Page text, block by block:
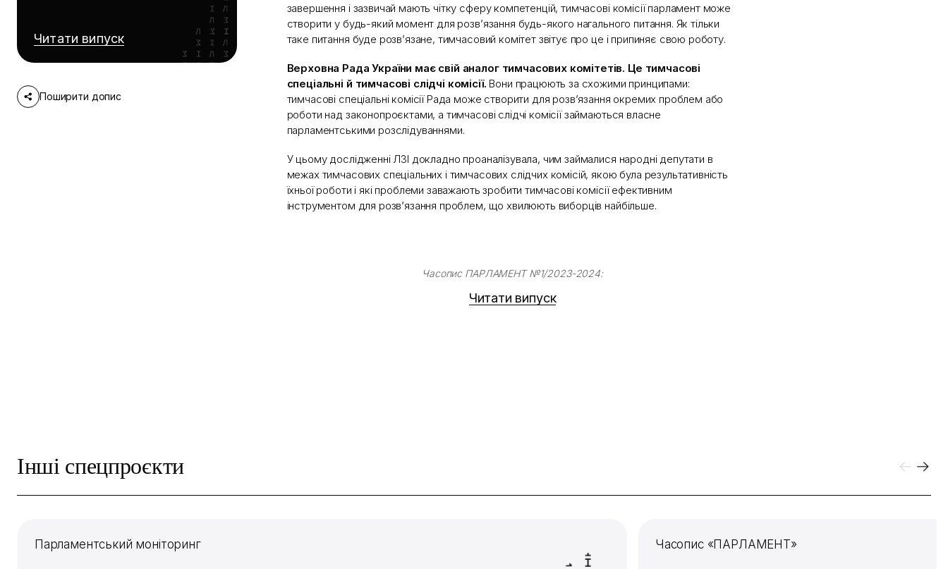
Читати випуск
Поширити допис
завершення і зазвичай мають чітку сферу компетенцій, тимчасові комісії парламент може
створити у будь-який момент для розв’язання будь-якого нагального питання. Як тільки
таке питання буде розв’язане, тимчасовий комітет звітує про це і припиняє свою роботу.
Верховна Рада України має свій аналог тимчасових комітетів. Це тимчасові
спеціальні й тимчасові слідчі комісії. Вони працюють за схожими принципами:
тимчасові спеціальні комісії Рада може створити для розв’язання окремих проблем або
роботи над законопроєктами, а тимчасові слідчі комісії займаються власне
парламентськими розслідуваннями.
У цьому дослідженні ЛЗІ докладно проаналізувала, чим займалися народні депутати в
межах тимчасових спеціальних і тимчасових слідчих комісій, якою була результативність
їхньої роботи і які проблеми заважають зробити тимчасові комісії ефективним
інструментом для розв’язання проблем, що хвилюють виборців найбільше.
Часопис ПАРЛАМЕНТ №1/2023-2024:
Читати випуск
Інші спецпроєкти
Парламентський моніторинг Часопис «ПАРЛАМЕНТ»